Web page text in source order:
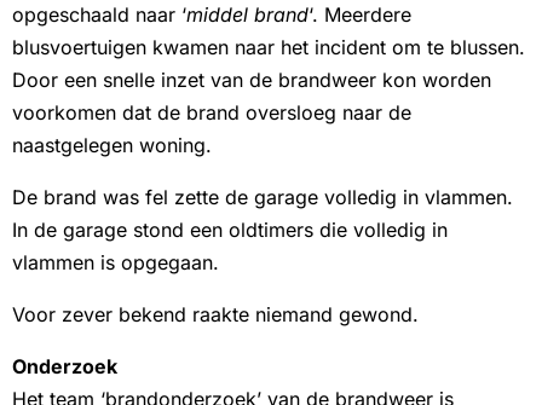
opgeschaald naar ‘middel brand‘. Meerdere
blusvoertuigen kwamen naar het incident om te blussen.
Door een snelle inzet van de brandweer kon worden
voorkomen dat de brand oversloeg naar de
naastgelegen woning.
De brand was fel zette de garage volledig in vlammen.
In de garage stond een oldtimers die volledig in
vlammen is opgegaan.
Voor zever bekend raakte niemand gewond.
Onderzoek
Het team ‘brandonderzoek’ van de brandweer is